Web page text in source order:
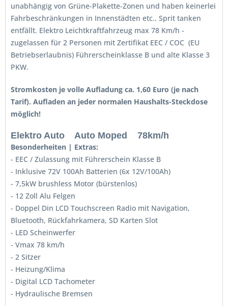
unabhängig von Grüne-Plakette-Zonen und haben keinerlei
Fahrbeschränkungen in Innenstädten etc.. Sprit tanken
entfällt. Elektro Leichtkraftfahrzeug max 78 Km/h -
zugelassen für 2 Personen mit Zertifikat EEC / COC (EU
Betriebserlaubnis) Führerscheinklasse B und alte Klasse 3
PKW.
Stromkosten je volle Aufladung ca. 1,60 Euro (je nach
Tarif). Aufladen an jeder normalen Haushalts-Steckdose
möglich!
Elektro Auto Auto Moped 78km/h
Besonderheiten | Extras:
- EEC / Zulassung mit Führerschein Klasse B
- Inklusive 72V 100Ah Batterien (6x 12V/100Ah)
- 7,5kW brushless Motor (bürstenlos)
- 12 Zoll Alu Felgen
- Doppel Din LCD Touchscreen Radio mit Navigation,
Bluetooth, Rückfahrkamera, SD Karten Slot
- LED Scheinwerfer
- Vmax 78 km/h
- 2 Sitzer
- Heizung/Klima
- Digital LCD Tachometer
- Hydraulische Bremsen